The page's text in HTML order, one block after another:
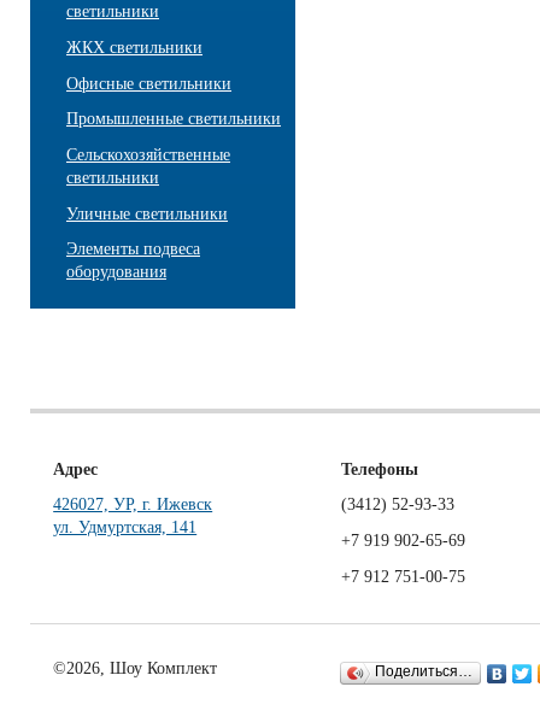
светильники
ЖКХ светильники
Офисные светильники
Промышленные светильники
Сельскохозяйственные
светильники
Уличные светильники
Элементы подвеса
оборудования
Адрес
426027, УР, г. Ижевск
ул. Удмуртская, 141
Телефоны
(3412) 52-93-33
+7 919 902-65-69
+7 912 751-00-75
©2026, Шоу Комплект Поделиться…